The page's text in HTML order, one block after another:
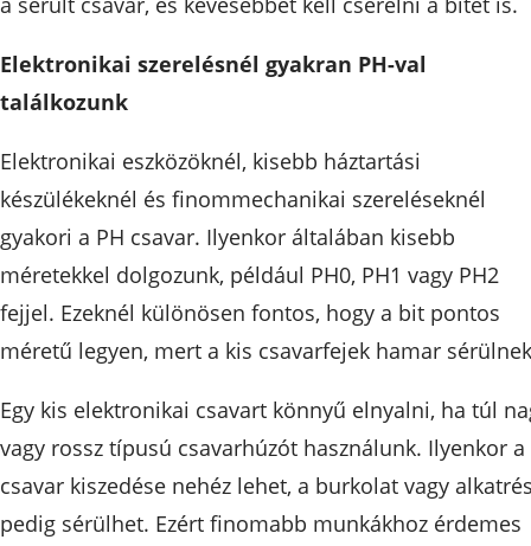
Elektronikai szerelésnél gyakran PH-val
találkozunk
Elektronikai eszközöknél, kisebb háztartási
készülékeknél és finommechanikai szereléseknél
gyakori a PH csavar. Ilyenkor általában kisebb
méretekkel dolgozunk, például PH0, PH1 vagy PH2
fejjel. Ezeknél különösen fontos, hogy a bit pontos
méretű legyen, mert a kis csavarfejek hamar
Egy kis elektronikai csavart könnyű elnyalni, ha túl
vagy rossz típusú csavarhúzót használunk. Ilyenkor a
csavar kiszedése nehéz lehet, a burkolat vagy
pedig sérülhet. Ezért finomabb munkákhoz érdemes